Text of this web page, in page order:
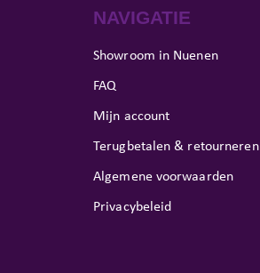
NAVIGATIE
Showroom in Nuenen
FAQ
Mijn account
Terugbetalen & retourneren
Algemene voorwaarden
Privacybeleid